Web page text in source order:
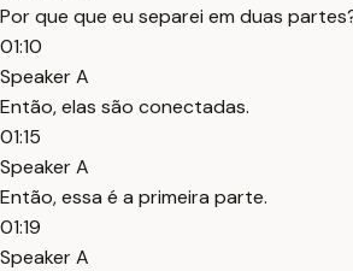
Por que que eu separei em duas
01:10
Speaker A
Então, elas são conectadas.
01:15
Speaker A
Então, essa é a primeira parte.
01:19
Speaker A